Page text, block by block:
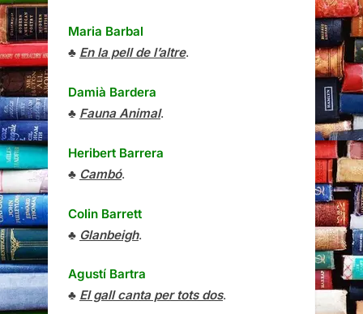
Maria Barbal
♣ En la pell de l’altre.
Damià Bardera
♣ Fauna Animal.
Heribert Barrera
♣ Cambó.
Colin Barrett
♣ Glanbeigh.
Agustí Bartra
♣ El gall canta per tots dos.